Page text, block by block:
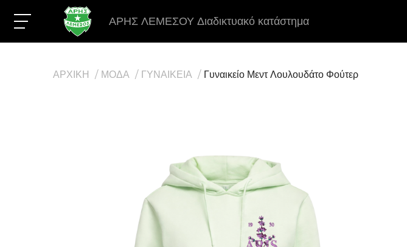
ΑΡΗΣ ΛΕΜΕΣΟΥ Διαδικτυακό κατάστημα
ΑΡΧΙΚΗ ΜΟΔΑ ΓΥΝΑΙΚΕΙΑ Γυναικείο Μεντ Λουλουδάτο Φούτερ